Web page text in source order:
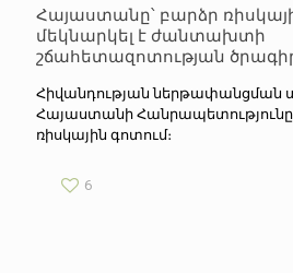
Հայաստանը՝ բարձր
մեկնարկել է ժանտախտի
շճահետազոտության
Հիվանդության ներթափանցման
Հայաստանի Հանրապետությունը
ռիսկային գոտում։
6